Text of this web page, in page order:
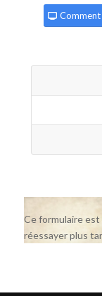
Ce formulaire
réessayer plus